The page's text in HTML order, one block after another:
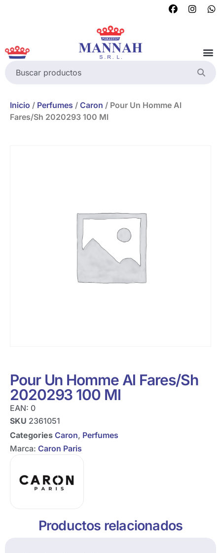
Inicio / Perfumes / Caron / Pour Un Homme Al
Fares/Sh 2020293 100 Ml
Pour Un Homme Al Fares/Sh
2020293 100 Ml
EAN: 0
SKU 2361051
Categories Caron, Perfumes
Marca: Caron Paris
Productos relacionados